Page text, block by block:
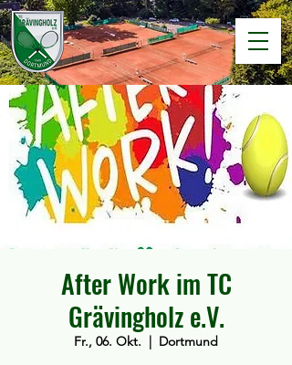
After Work im TC
Grävingholz e.V.
Fr., 06. Okt.
  |
Dortmund